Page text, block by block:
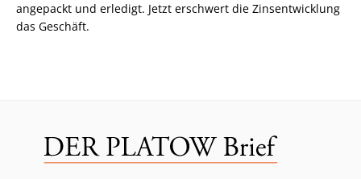
angepackt und erledigt. Jetzt erschwert die Zinsentwicklung
das Geschäft.